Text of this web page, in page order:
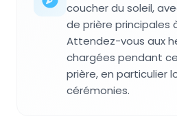
coucher du soleil,
de prière principales à
Attendez-vous aux
chargées pendant
prière, en particulier
cérémonies.